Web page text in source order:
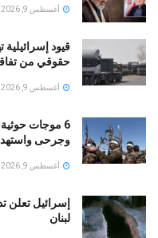
أغسطس 9, 2026
قيود
حقوقي من تفاقم
أغسطس 9, 2026
6 موجات
وجرحى
أغسطس 9, 2026
إسرائيل
لبنان